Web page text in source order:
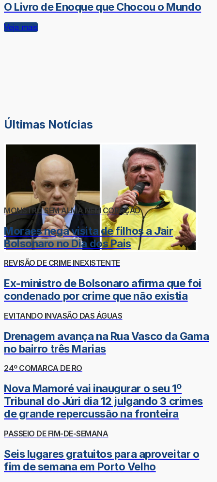
O Livro de Enoque que Chocou o Mundo
Veja mais
Últimas Notícias
MONSTRO SEM ALMA NEM CORAÇÃO
Moraes nega visita de filhos a Jair
Bolsonaro no Dia dos Pais
REVISÃO DE CRIME INEXISTENTE
Ex-ministro de Bolsonaro afirma que foi
condenado por crime que não existia
EVITANDO INVASÃO DAS ÁGUAS
Drenagem avança na Rua Vasco da Gama
no bairro três Marias
24º COMARCA DE RO
Nova Mamoré vai inaugurar o seu 1º
Tribunal do Júri dia 12 julgando 3 crimes
de grande repercussão na fronteira
PASSEIO DE FIM-DE-SEMANA
Seis lugares gratuitos para aproveitar o
fim de semana em Porto Velho